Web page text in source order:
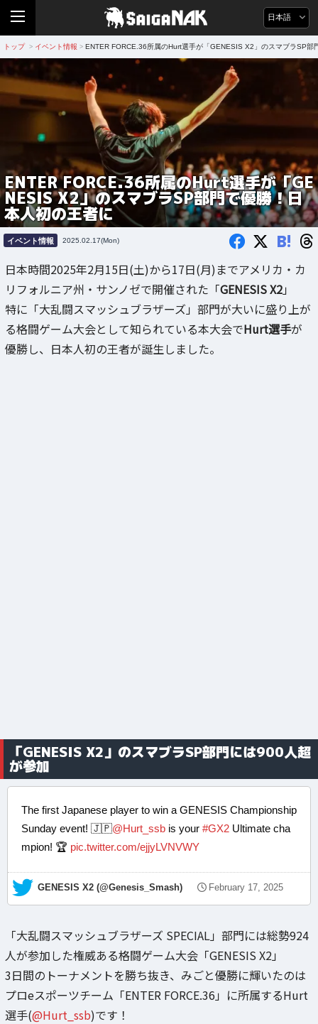
日本語
トップ > イベント情報 > ENTER FORCE.36所属のHurt選手が「GENESIS X2」のスマブラSP部
ENTER FORCE.36所属のHurt選手が「GE
NESIS X2」のスマブラSP部門で優勝！日
本人初の王者に
イベント情報 2025.02.17(Mon) B!
日本時間2025年2月15日(土)から17日(月)までアメリカ・カ
リフォルニア州・サンノゼで開催された「GENESIS X2」
特に「大乱闘スマッシュブラザーズ」部門が大いに盛り上が
る格闘ゲーム大会として知られている本大会でHurt選手が
優勝し、日本人初の王者が誕生しました。
「GENESIS X2」のスマブラSP部門には900人超
が参加
The first Japanese player to win a GENESIS Championship
Sunday event! 🇯🇵@Hurt_ssb is your #GX2 Ultimate cha
mpion! 🏆 pic.twitter.com/ejjyLVNVWY
— GENESIS X2 (@Genesis_Smash) February 17, 2025
「大乱闘スマッシュブラザーズ SPECIAL」部門には総勢924
人が参加した権威ある格闘ゲーム大会「GENESIS X2」
3日間のトーナメントを勝ち抜き、みごと優勝に輝いたのは
プロeスポーツチーム「ENTER FORCE.36」に所属するHurt
選手(@Hurt_ssb)です！